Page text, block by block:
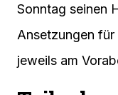
Sonntag seinen
Ansetzungen
jeweils am